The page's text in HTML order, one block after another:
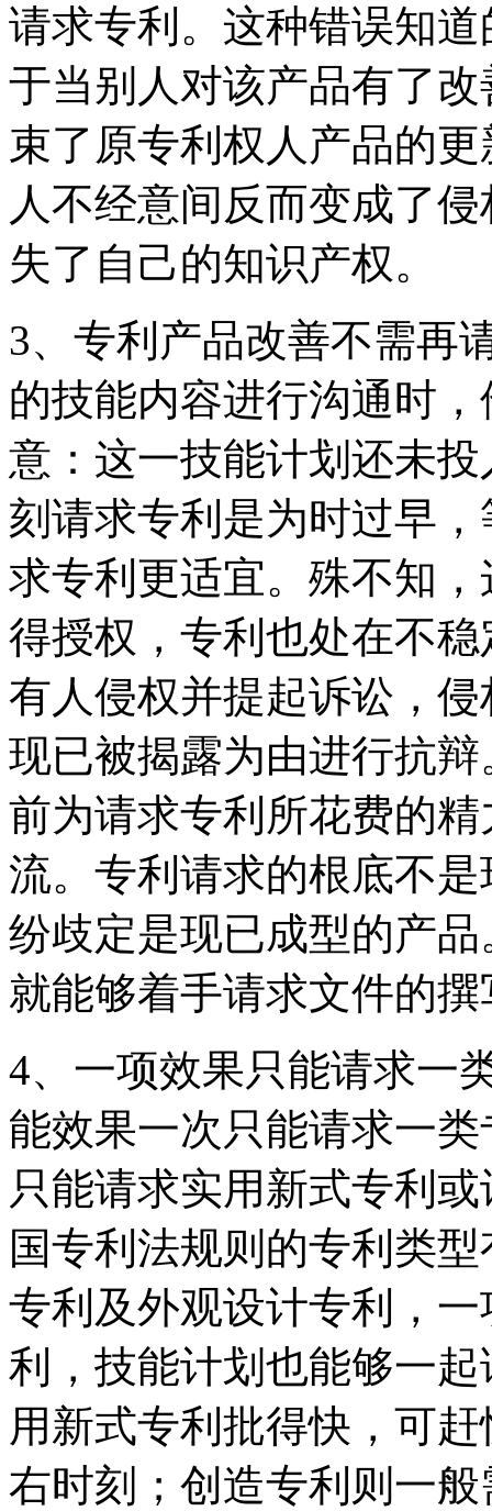
请求专利。这种错误知
于当别人对该产品有了
束了原专利权人产品的
人不经意间反而变成了
失了自己的知识产权。
3、专利产品改善不需再
的技能内容进行沟通时
意：这一技能计划还未
刻请求专利是为时过早
求专利更适宜。殊不知
得授权，专利也处在不
有人侵权并提起诉讼，
现已被揭露为由进行抗
前为请求专利所花费的
流。专利请求的根底不
纷歧定是现已成型的产
就能够着手请求文件的撰
4、一项效果只能请求一
能效果一次只能请求一
只能请求实用新式专利
国专利法规则的专利类
专利及外观设计专利，
利，技能计划也能够一
用新式专利批得快，可
右时刻；创造专利则一